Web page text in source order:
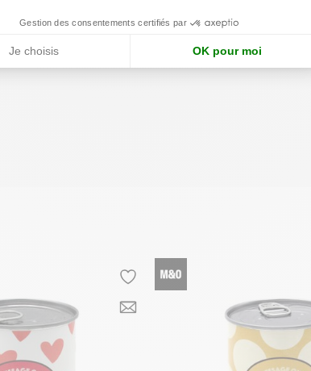
Gestion des consentements certifiés par
Je choisis OK pour moi